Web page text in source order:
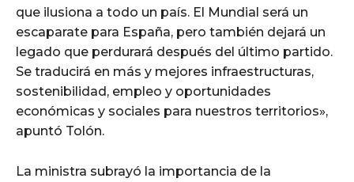
que ilusiona a todo un país. El Mundial será un
escaparate para España, pero también dejará un
legado que perdurará después del último partido.
Se traducirá en más y mejores infraestructuras,
sostenibilidad, empleo y oportunidades
económicas y sociales para nuestros territorios»,
apuntó Tolón.
La ministra subrayó la importancia de la